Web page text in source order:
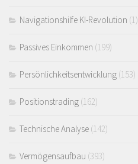
Navigationshilfe KI-Revolution (1)
Passives Einkommen (199)
Persönlichkeitsentwicklung (153)
Positionstrading (162)
Technische Analyse (142)
Vermögensaufbau (393)